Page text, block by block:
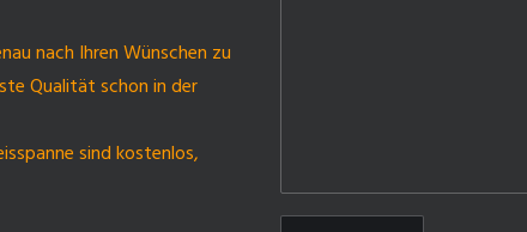
nach Ihren Wünschen zu
Qualität schon in der
sind kostenlos,